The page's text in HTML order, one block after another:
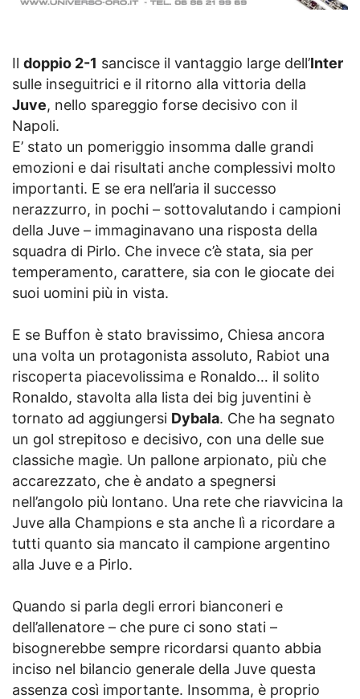
Il doppio 2-1 sancisce il vantaggio large dell’Inter
sulle inseguitrici e il ritorno alla vittoria della
Juve, nello spareggio forse decisivo con il
Napoli.
E’ stato un pomeriggio insomma dalle grandi
emozioni e dai risultati anche complessivi molto
importanti. E se era nell’aria il successo
nerazzurro, in pochi – sottovalutando i campioni
della Juve – immaginavano una risposta della
squadra di Pirlo. Che invece c’è stata, sia per
temperamento, carattere, sia con le giocate dei
suoi uomini più in vista.
E se Buffon è stato bravissimo, Chiesa ancora
una volta un protagonista assoluto, Rabiot una
riscoperta piacevolissima e Ronaldo… il solito
Ronaldo, stavolta alla lista dei big juventini è
tornato ad aggiungersi Dybala. Che ha segnato
un gol strepitoso e decisivo, con una delle sue
classiche magìe. Un pallone arpionato, più che
accarezzato, che è andato a spegnersi
nell’angolo più lontano. Una rete che riavvicina la
Juve alla Champions e sta anche lì a ricordare a
tutti quanto sia mancato il campione argentino
alla Juve e a Pirlo.
Quando si parla degli errori bianconeri e
dell’allenatore – che pure ci sono stati –
bisognerebbe sempre ricordarsi quanto abbia
inciso nel bilancio generale della Juve questa
assenza così importante. Insomma, è proprio